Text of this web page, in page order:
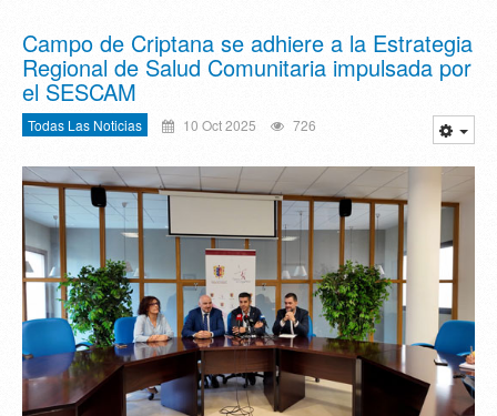
Campo de Criptana se adhiere a la Estrategia
Regional de Salud Comunitaria impulsada por
el SESCAM
Todas Las Noticias 10 Oct 2025 726